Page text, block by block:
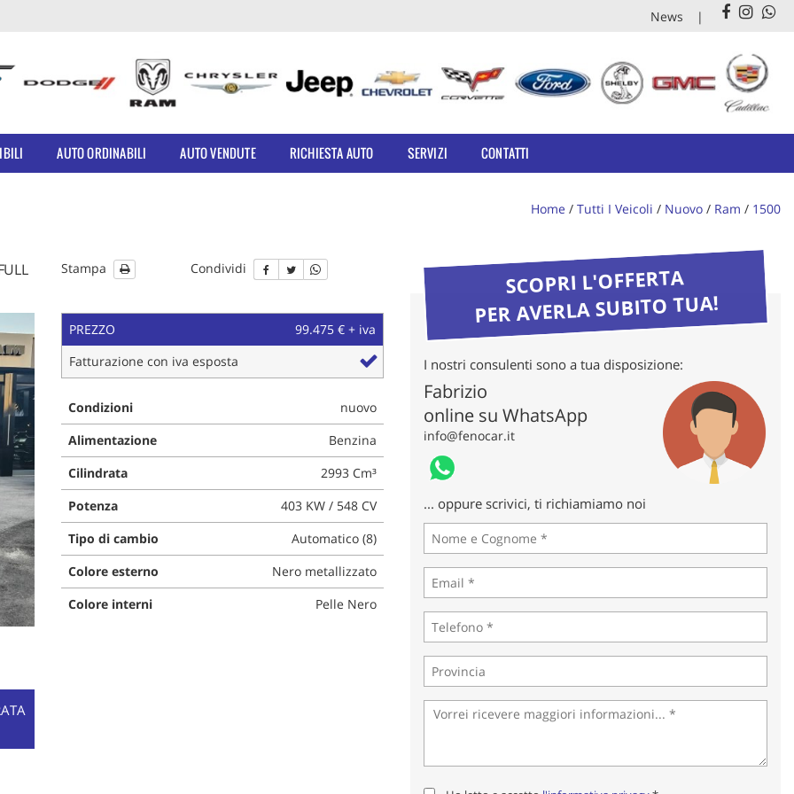
News
AUTO ORDINABILI AUTO VENDUTE RICHIESTA AUTO SERVIZI CONTATTI
Home / Tutti I Veicoli / Nuovo / Ram / 1500
Stampa Condividi
PREZZO
99.475 € + iva
Fatturazione con iva esposta
Condizioni
nuovo
Alimentazione
Benzina
Cilindrata
2993 Cm³
Potenza
403 KW / 548 CV
Tipo di cambio
Automatico (8)
Colore esterno
Nero metallizzato
Colore interni
Pelle Nero
SCOPRI L'OFFERTA
PER AVERLA SUBITO TUA!
I nostri consulenti sono a tua disposizione:
Fabrizio
online su WhatsApp
info@fenocar.it
... oppure scrivici, ti richiamiamo noi